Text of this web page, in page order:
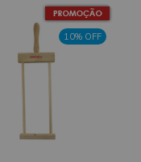
10% OFF